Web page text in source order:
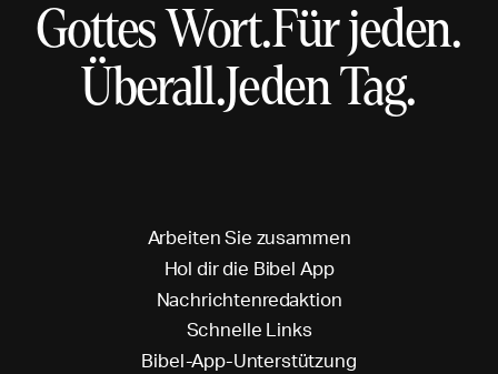
Gottes Wort.Für jeden.
Überall.Jeden Tag.
Arbeiten Sie zusammen
Hol dirdie Bibel App
Nachrichtenredaktion
Schnelle Links
Bibel-App-Unterstützung